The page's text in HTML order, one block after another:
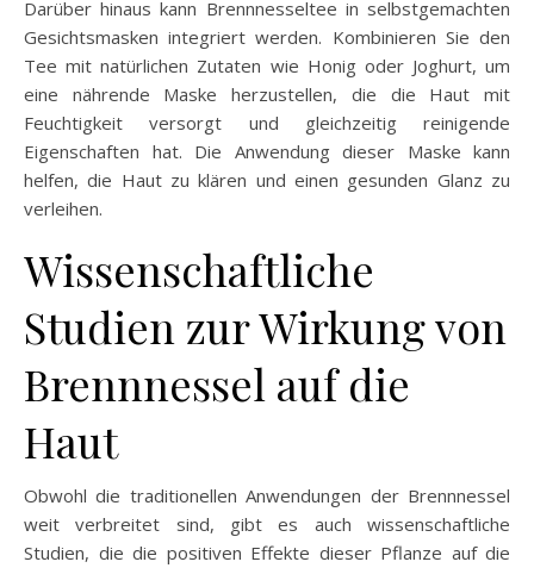
Darüber hinaus kann Brennnesseltee in selbstgemachten
Gesichtsmasken integriert werden. Kombinieren Sie den
Tee mit natürlichen Zutaten wie Honig oder Joghurt, um
eine nährende Maske herzustellen, die die Haut mit
Feuchtigkeit versorgt und gleichzeitig reinigende
Eigenschaften hat. Die Anwendung dieser Maske kann
helfen, die Haut zu klären und einen gesunden Glanz zu
verleihen.
Wissenschaftliche
Studien zur Wirkung von
Brennnessel auf die
Haut
Obwohl die traditionellen Anwendungen der Brennnessel
weit verbreitet sind, gibt es auch wissenschaftliche
Studien, die die positiven Effekte dieser Pflanze auf die